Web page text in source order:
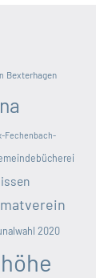
Bexterhagen
Fechenbach-
2020